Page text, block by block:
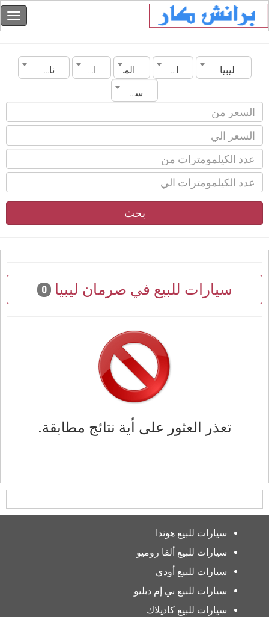
ليبيا المدينة الماركة الموديل
ناقل الحركة
سنة الصنع
بحث
سيارات للبيع في صرمان ليبيا 0
تعذر العثور على أية نتائج مطابقة.
سيارات للبيع هوندا
سيارات للبيع ألفا روميو
سيارات للبيع أودي
سيارات للبيع بي إم دبليو
سيارات للبيع كاديلاك